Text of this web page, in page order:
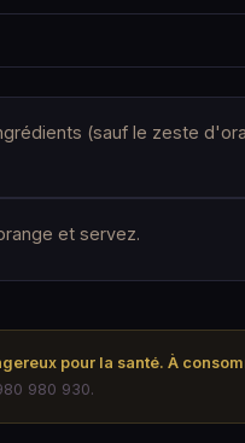
(sauf le zeste
et servez.
pour la santé. À
980 930.